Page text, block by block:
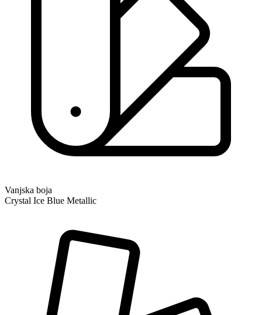
Vanjska boja
Crystal Ice Blue Metallic